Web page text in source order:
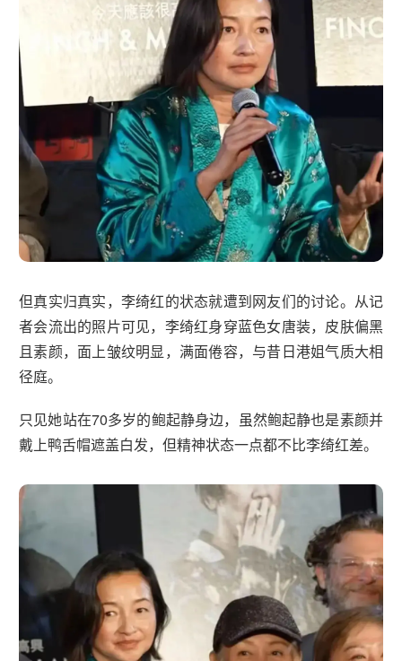
但真实归真实，李绮红的状态就遭到网友们的讨论。从记
者会流出的照片可见，李绮红身穿蓝色女唐装，皮肤偏黑
且素颜，面上皱纹明显，满面倦容，与昔日港姐气质大相
径庭。
只见她站在70多岁的鲍起静身边，虽然鲍起静也是素颜并
戴上鸭舌帽遮盖白发，但精神状态一点都不比李绮红差。